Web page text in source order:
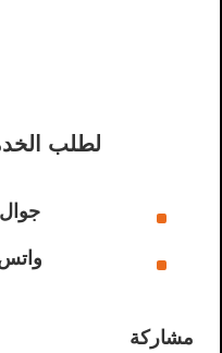
لطلب
مشاركة